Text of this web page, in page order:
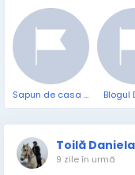
Sapun de casa 100% natural Blogul
Toilă
9 zile în urmă